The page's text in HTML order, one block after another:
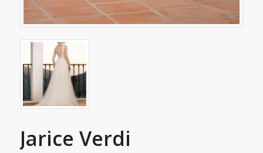
Jarice Verdi